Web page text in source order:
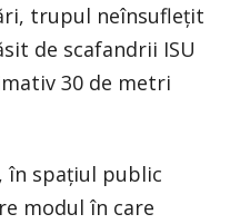
trupul neînsuflețit
de scafandrii ISU
30 de metri
în spațiul public
modul în care